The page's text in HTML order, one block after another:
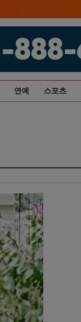
연예 스포츠